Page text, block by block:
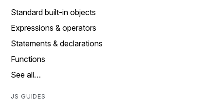
Standard built-in objects
Expressions & operators
Statements & declarations
Functions
See all…
JS GUIDES